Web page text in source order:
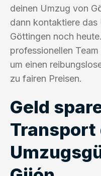
deinen Umzug von
dann kontaktiere
Göttingen noch
professionellen
um einen
zu fairen Preisen.
Geld
Transport